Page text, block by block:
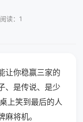
读：1
让你稳赢三家的
、是传说、是少
上笑到最后的人
将机。